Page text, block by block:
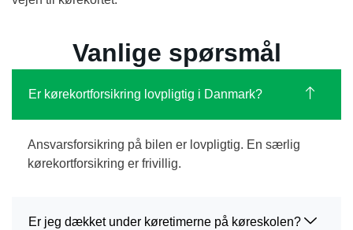
Vanlige spørsmål
Er kørekortforsikring lovpligtig i Danmark?
Ansvarsforsikring på bilen er lovpligtig. En særlig
kørekortforsikring er frivillig.
Er jeg dækket under køretimerne på køreskolen?